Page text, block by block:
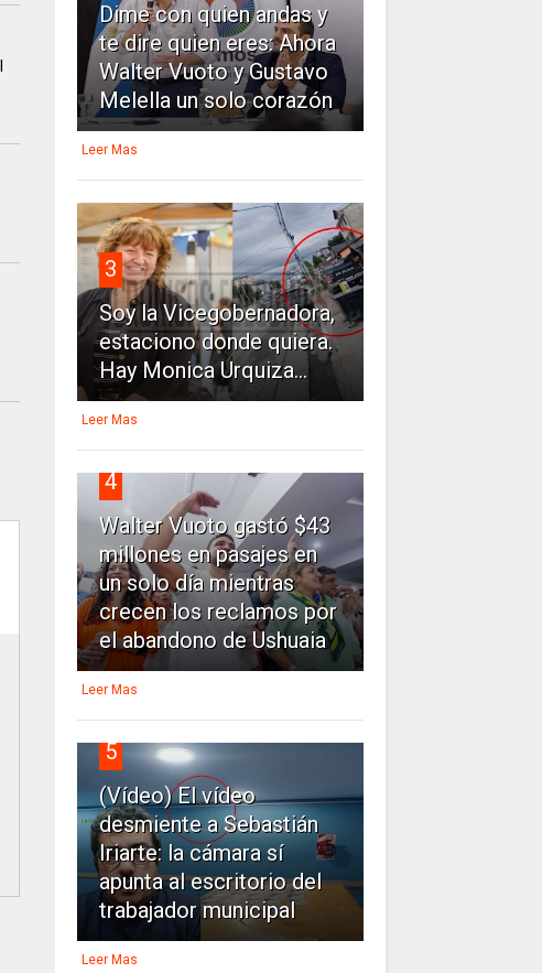
Dime con quien andas y
te dire quien eres: Ahora
Walter Vuoto y Gustavo
Melella un solo corazón
Leer Mas
3
Soy la Vicegobernadora,
estaciono donde quiera.
Hay Monica Urquiza...
Leer Mas
4
Walter Vuoto gastó $43
millones en pasajes en
un solo día mientras
crecen los reclamos por
el abandono de Ushuaia
Leer Mas
5
(Vídeo) El vídeo
desmiente a Sebastián
Iriarte: la cámara sí
apunta al escritorio del
trabajador municipal
Leer Mas